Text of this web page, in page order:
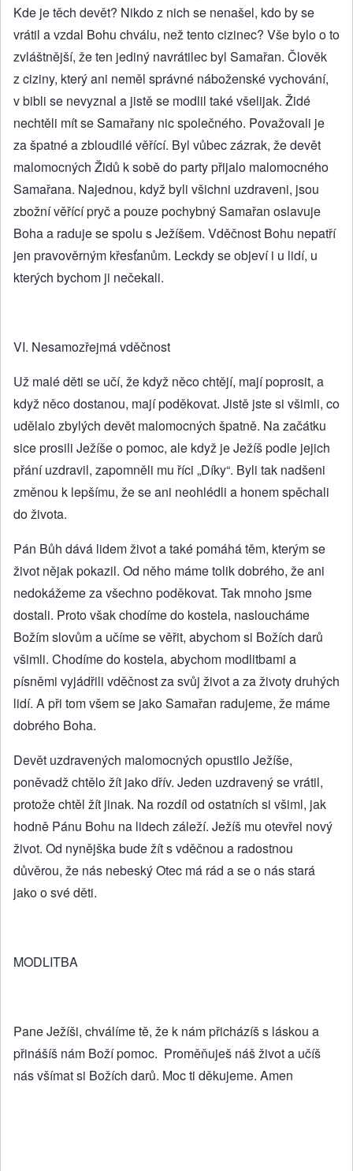
Kde je těch devět? Nikdo z nich se nenašel, kdo by se
vrátil a vzdal Bohu chválu, než tento cizinec? Vše bylo o to
zvláštnější, že ten jediný navrátilec byl Samařan. Člověk
z ciziny, který ani neměl správné náboženské vychování,
v bibli se nevyznal a jistě se modlil také všelijak. Židé
nechtěli mít se Samařany nic společného. Považovali je
za špatné a zbloudilé věřící. Byl vůbec zázrak, že devět
malomocných Židů k sobě do party přijalo malomocného
Samařana. Najednou, když byli všichni uzdraveni, jsou
zbožní věřící pryč a pouze pochybný Samařan oslavuje
Boha a raduje se spolu s Ježíšem. Vděčnost Bohu nepatří
jen pravověrným křesťanům. Leckdy se objeví i u lidí, u
kterých bychom ji nečekali.
VI. Nesamozřejmá vděčnost
Už malé děti se učí, že když něco chtějí, mají poprosit, a
když něco dostanou, mají poděkovat. Jistě jste si všimli, co
udělalo zbylých devět malomocných špatně. Na začátku
sice prosili Ježíše o pomoc, ale když je Ježíš podle jejich
přání uzdravil, zapomněli mu říci „Díky“. Byli tak nadšeni
změnou k lepšímu, že se ani neohlédli a honem spěchali
do života.
Pán Bůh dává lidem život a také pomáhá těm, kterým se
život nějak pokazil. Od něho máme tolik dobrého, že ani
nedokážeme za všechno poděkovat. Tak mnoho jsme
dostali. Proto však chodíme do kostela, nasloucháme
Božím slovům a učíme se věřit, abychom si Božích darů
všimli. Chodíme do kostela, abychom modlitbami a
písněmi vyjádřili vděčnost za svůj život a za životy druhých
lidí. A při tom všem se jako Samařan radujeme, že máme
dobrého Boha.
Devět uzdravených malomocných opustilo Ježíše,
poněvadž chtělo žít jako dřív. Jeden uzdravený se vrátil,
protože chtěl žít jinak. Na rozdíl od ostatních si všiml, jak
hodně Pánu Bohu na lidech záleží. Ježíš mu otevřel nový
život. Od nynějška bude žít s vděčnou a radostnou
důvěrou, že nás nebeský Otec má rád a se o nás stará
jako o své děti.
MODLITBA
Pane Ježíši, chválíme tě, že k nám přicházíš s láskou a
přinášíš nám Boží pomoc. Proměňuješ náš život a učíš
nás všímat si Božích darů. Moc ti děkujeme. Amen